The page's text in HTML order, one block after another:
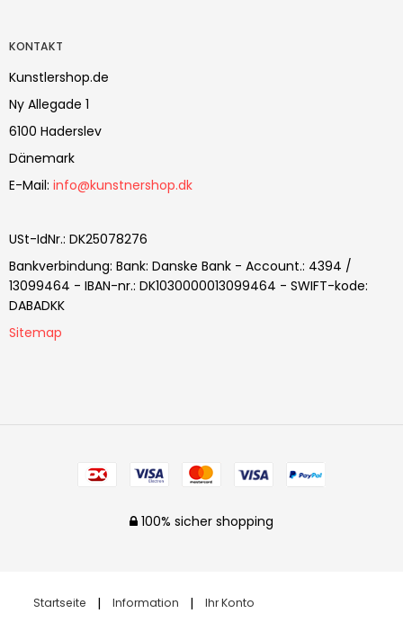
KONTAKT
Kunstlershop.de
Ny Allegade 1
6100 Haderslev
Dänemark
E-Mail: info@kunstnershop.dk
USt-IdNr.: DK25078276
Bankverbindung: Bank: Danske Bank - Account.: 4394 /
13099464 - IBAN-nr.: DK1030000013099464 - SWIFT-kode:
DABADKK
Sitemap
100% sicher shopping
Startseite Information Ihr Konto